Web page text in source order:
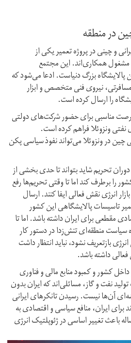
در منطقه
و چینی در پروژه تعمیر یکی از
مشغول همکاری‌اند. این مجتمع
پالایشگاه بزرگ دنیاست. ادعا می‌شود که
مسافرتی، نیروی فنی متخصص و ابزار
را ارسال کرده است.
مناسبی برای حضور شرکت‌های دولتی
ونزوئلا فراهم کرده است.
در ونزوئلا می‌تواند نفوذ سیاسی پکن
تحریم شاید بتواند تا حدی بخشی از
را برطرف کند اما تا وقتی تحریم‌ها رفع
انرژی نقش فعالی ایفا کنند. ارسال
تاسیسات پالایشگاهی این کشور
مقطعی برای ایران داشته باشد. اما تا
منطقه‌ای تنش‌زدا در دستور کار
بازتعریف نشود، نباید انتظار داشت
داشته باشد.
کشور و کمبود منابع مالی و فناوری
نفت و گاز، مسائلی‌اند که ایران بدون
آن‌ها نیست. رسیدن تانکرهای ایرانی
برای ایران، منافع سیاسی و اقتصادی به
باعث تغییر اساسی در ژئوپلتیک انرژی